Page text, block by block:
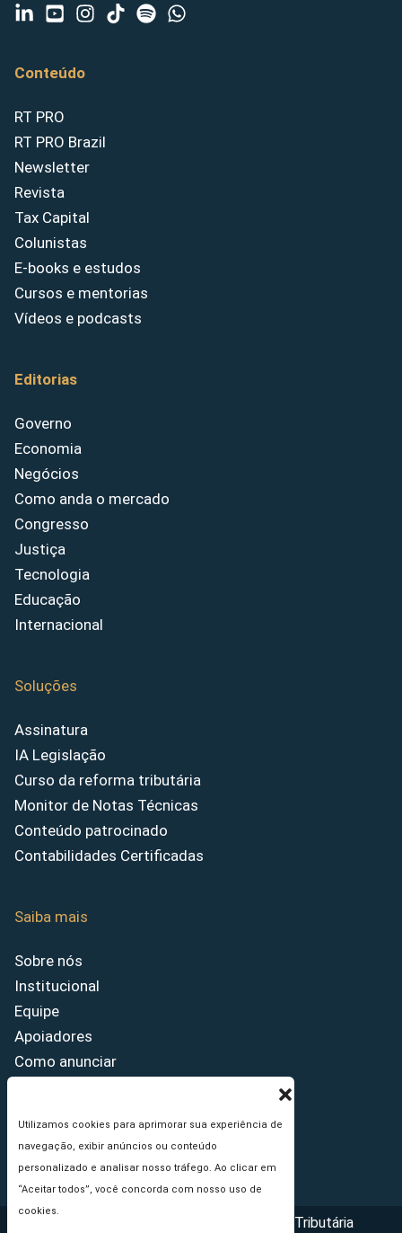
Utilizamos cookies para aprimorar sua experiência de
navegação, exibir anúncios ou conteúdo
personalizado e analisar nosso tráfego. Ao clicar em
“Aceitar todos”, você concorda com nosso uso de
cookies.
Conteúdo
RT PRO
RT PRO Brazil
Newsletter
Revista
Tax Capital
Colunistas
E-books e estudos
Cursos e mentorias
Vídeos e podcasts
Editorias
Governo
Economia
Negócios
Como anda o mercado
Congresso
Justiça
Tecnologia
Educação
Internacional
Soluções
Assinatura
IA Legislação
Curso da reforma tributária
Monitor de Notas Técnicas
Conteúdo patrocinado
Contabilidades Certificadas
Saiba mais
Sobre nós
Institucional
Equipe
Apoiadores
Como anunciar
Princípios Editoriais
Copyright © 2026 - Portal da Reforma Tributária